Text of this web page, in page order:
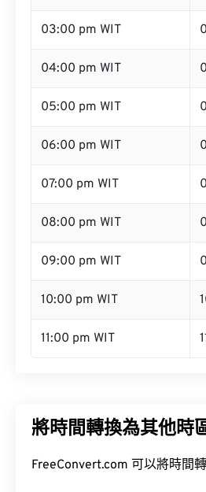
03:00 pm WIT
04:00 pm WIT
05:00 pm WIT
06:00 pm WIT
07:00 pm WIT
08:00 pm WIT
09:00 pm WIT
10:00 pm WIT
11:00 pm WIT
將時間轉換為其他時
FreeConvert.com 可以將時間